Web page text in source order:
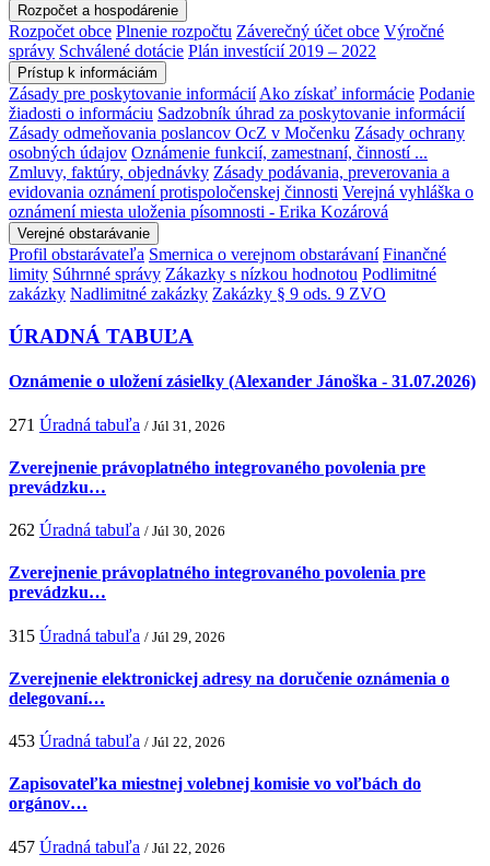
Rozpočet a hospodárenie
Rozpočet obce Plnenie rozpočtu Záverečný účet obce Výročné
správy Schválené dotácie Plán investícií 2019 – 2022
Prístup k informáciám
Zásady pre poskytovanie informácií Ako získať informácie Podanie
žiadosti o informáciu Sadzobník úhrad za poskytovanie informácií
Zásady odmeňovania poslancov OcZ v Močenku Zásady ochrany
osobných údajov Oznámenie funkcií, zamestnaní, činností ...
Zmluvy, faktúry, objednávky Zásady podávania, preverovania a
evidovania oznámení protispoločenskej činnosti Verejná vyhláška o
oznámení miesta uloženia písomnosti - Erika Kozárová
Verejné obstarávanie
Profil obstarávateľa Smernica o verejnom obstarávaní Finančné
limity Súhrnné správy Zákazky s nízkou hodnotou Podlimitné
zakázky Nadlimitné zakázky Zakázky § 9 ods. 9 ZVO
ÚRADNÁ TABUĽA
Oznámenie o uložení zásielky (Alexander Jánoška - 31.07.2026)
271 Úradná tabuľa / Júl 31, 2026
Zverejnenie právoplatného integrovaného povolenia pre
prevádzku…
262 Úradná tabuľa / Júl 30, 2026
Zverejnenie právoplatného integrovaného povolenia pre
prevádzku…
315 Úradná tabuľa / Júl 29, 2026
Zverejnenie elektronickej adresy na doručenie oznámenia o
delegovaní…
453 Úradná tabuľa / Júl 22, 2026
Zapisovateľka miestnej volebnej komisie vo voľbách do
orgánov…
457 Úradná tabuľa / Júl 22, 2026